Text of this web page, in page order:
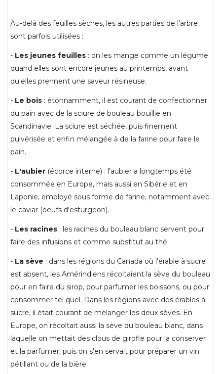
Au-delà des feuilles sèches, les autres parties de l'arbre
sont parfois utilisées :
- Les jeunes feuilles : on les mange comme un légume
quand elles sont encore jeunes au printemps, avant
qu'elles prennent une saveur résineuse.
- Le bois : étonnamment, il est courant de confectionner
du pain avec de la sciure de bouleau bouillie en
Scandinavie. La sciure est séchée, puis finement
pulvérisée et enfin mélangée à de la farine pour faire le
pain.
- L'aubier (écorce interne) : l'aubier a longtemps été
consommée en Europe, mais aussi en Sibérie et en
Laponie, employé sous forme de farine, notamment avec
le caviar (oeufs d'esturgeon).
- Les racines : les racines du bouleau blanc servent pour
faire des infusions et comme substitut au thé.
- La sève : dans les régions du Canada où l'érable à sucre
est absent, les Amérindiens récoltaient la sève du bouleau
pour en faire du sirop, pour parfumer les boissons, ou pour
consommer tel quel. Dans les régions avec des érables à
sucre, il était courant de mélanger les deux sèves. En
Europe, on récoltait aussi la sève du bouleau blanc, dans
laquelle on mettait des clous de girofle pour la conserver
et la parfumer, puis on s'en servait pour préparer un vin
pétillant ou de la bière.